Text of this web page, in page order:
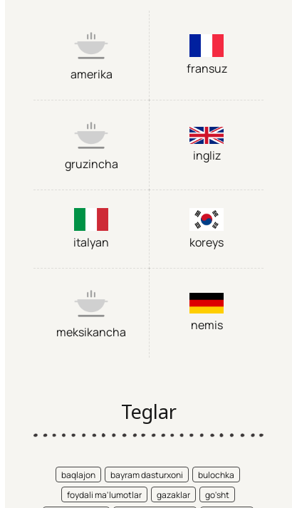
amerika fransuz
gruzincha
ingliz
italyan koreys
meksikancha nemis
Teglar
baqlajon bayram dasturxoni
bulochka
foydali ma'lumotlar
gazaklar
go'sht